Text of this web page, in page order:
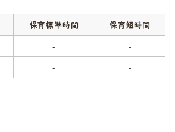
保育標準時間
保育短時間
-
-
- -